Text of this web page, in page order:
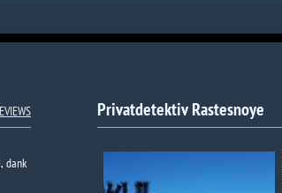
Privatdetektiv Rastesnoye
dank